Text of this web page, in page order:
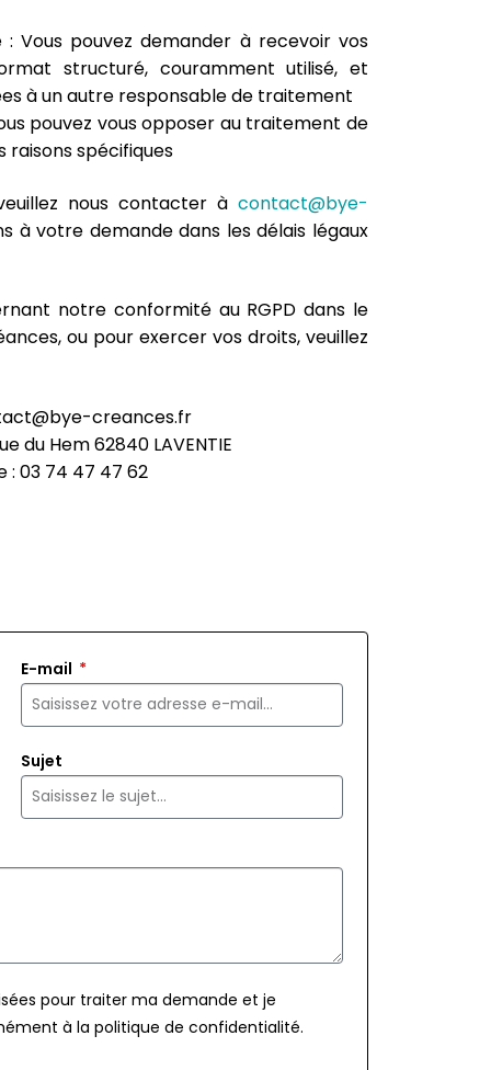
Vous pouvez demander à recevoir vos
structuré, couramment utilisé, et
à un autre responsable de traitement
pouvez vous opposer au traitement de
raisons spécifiques
nous contacter à contact@bye-
à votre demande dans les délais légaux
notre conformité au RGPD dans le
ou pour exercer vos droits, veuillez
creances.fr
du Hem 62840 LAVENTIE
: 03 74 47 47 62
E-mail
Sujet
pour traiter ma demande et je
à la politique de confidentialité.